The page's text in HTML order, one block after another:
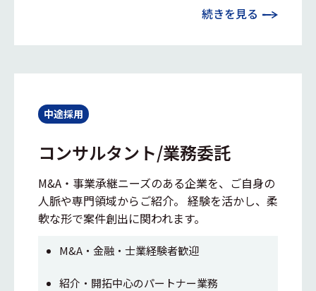
続きを見る
中途採用
コンサルタント/業務委託
M&A・事業承継ニーズのある企業を、ご自身の
人脈や専門領域からご紹介。 経験を活かし、柔
軟な形で案件創出に関われます。
M&A・金融・士業経験者歓迎
紹介・開拓中心のパートナー業務